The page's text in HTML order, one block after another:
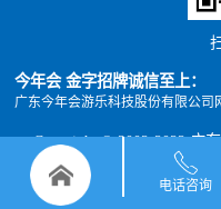
今年会 金字招牌诚信至上：
广东今年会游乐科技股份有限公司
Copyright © 2002-2022 广
网安备 44011302000493号
电话咨询